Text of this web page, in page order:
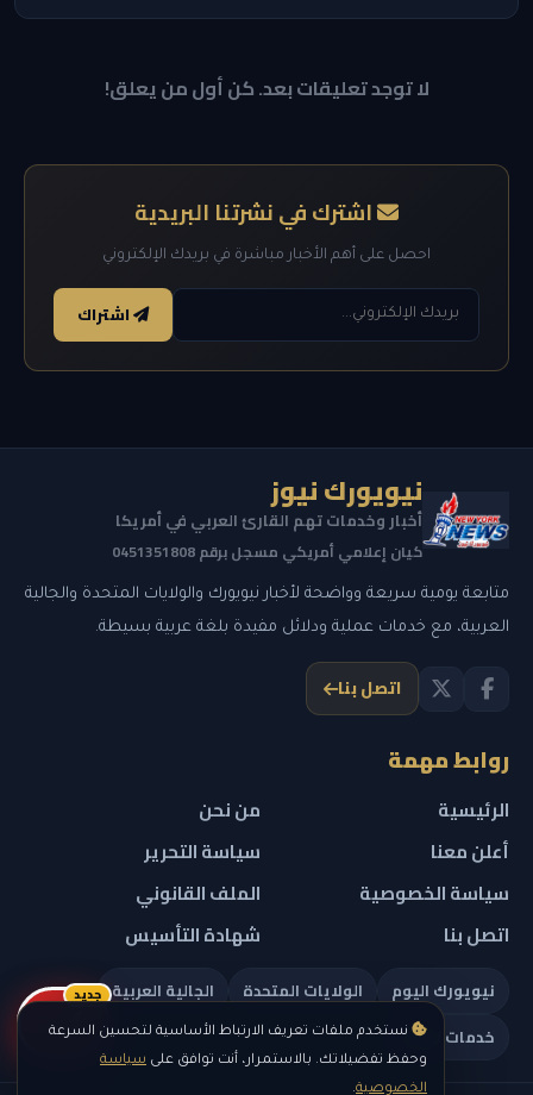
نستخدم ملفات تعريف الارتباط الأساسية لتحسين السرعة
وحفظ تفضيلاتك. بالاستمرار، أنت توافق على سياسة
الخصوصية.
لا توجد تعليقات بعد. كن أول من يعلق!
اشترك في نشرتنا البريدية
احصل على أهم الأخبار مباشرة في بريدك الإلكتروني
اشتراك
نيويورك نيوز
أخبار وخدمات تهم القارئ العربي في أمريكا
كيان إعلامي أمريكي مسجل برقم 0451351808
متابعة يومية سريعة وواضحة لأخبار نيويورك والولايات المتحدة والجالية
العربية، مع خدمات عملية ودلائل مفيدة بلغة عربية بسيطة.
اتصل بنا
روابط مهمة
الرئيسية
من نحن
أعلن معنا
سياسة التحرير
سياسة الخصوصية
الملف القانوني
اتصل بنا
شهادة التأسيس
نيويورك اليوم الولايات المتحدة
الجالية العربية
خدمات تهمك
ريلز
جديد